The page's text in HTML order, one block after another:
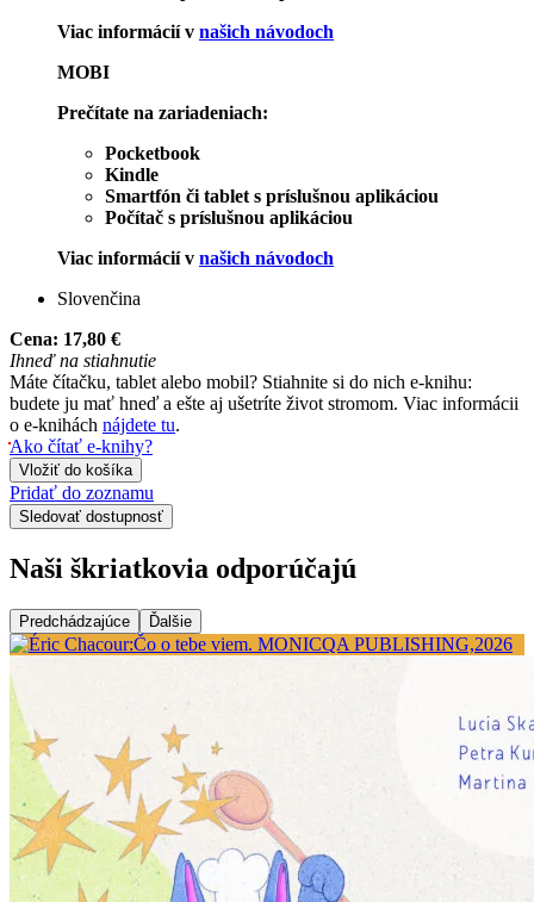
Viac informácií v našich návodoch
MOBI
Prečítate na zariadeniach:
Pocketbook
Kindle
Smartfón či tablet s príslušnou aplikáciou
Počítač s príslušnou aplikáciou
Viac informácií v našich návodoch
Slovenčina
Cena: 17,80 €
Ihneď na stiahnutie
Máte čítačku, tablet alebo mobil? Stiahnite si do nich e-knihu:
budete ju mať hneď a ešte aj ušetríte život stromom. Viac informácii
o e-knihách nájdete tu.
Ako čítať e-knihy?
Vložiť do košíka
Pridať do zoznamu
Sledovať dostupnosť
Naši škriatkovia odporúčajú
Predchádzajúce Ďalšie